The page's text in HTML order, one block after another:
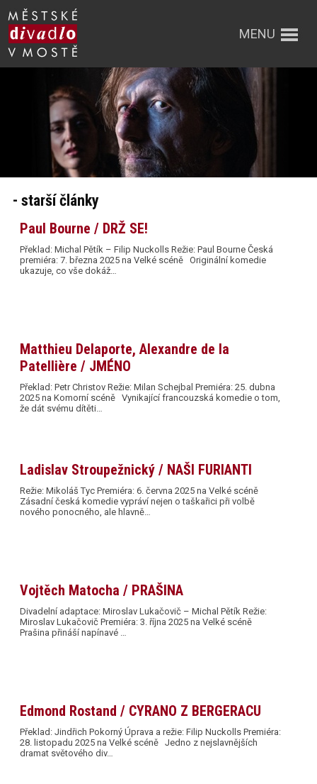
MENU
- starší články
Paul Bourne / DRŽ SE!
Překlad: Michal Pětík – Filip Nuckolls Režie: Paul Bourne Česká
premiéra: 7. března 2025 na Velké scéně Originální komedie
ukazuje, co vše dokáž…
Matthieu Delaporte, Alexandre de la
Patellière / JMÉNO
Překlad: Petr Christov Režie: Milan Schejbal Premiéra: 25. dubna
2025 na Komorní scéně Vynikající francouzská komedie o tom,
že dát svému dítěti…
Ladislav Stroupežnický / NAŠI FURIANTI
Režie: Mikoláš Tyc Premiéra: 6. června 2025 na Velké scéně
Zásadní česká komedie vypráví nejen o taškařici při volbě
nového ponocného, ale hlavně…
Vojtěch Matocha / PRAŠINA
Divadelní adaptace: Miroslav Lukačovič – Michal Pětík Režie:
Miroslav Lukačovič Premiéra: 3. října 2025 na Velké scéně
Prašina přináší napínavé …
Edmond Rostand / CYRANO Z BERGERACU
Překlad: Jindřich Pokorný Úprava a režie: Filip Nuckolls Premiéra:
28. listopadu 2025 na Velké scéně Jedno z nejslavnějších
dramat světového div…